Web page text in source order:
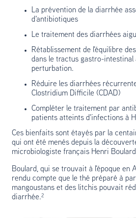
La prévention de la diarrhée
d'antibiotiques
Le traitement des diarrhées
Rétablissement de l'équilibre
dans le tractus gastro-intestinal
perturbation.
Réduire les diarrhées
Clostridium Difficile (CDAD)
Compléter le traitement par
patients atteints d'infections à
Ces bienfaits sont étayés par la
qui ont été menés depuis la
microbiologiste français Henri Boulard
Boulard, qui se trouvait à l'époque en
rendu compte que le thé préparé à
mangoustans et des litchis pouvait
diarrhée.²